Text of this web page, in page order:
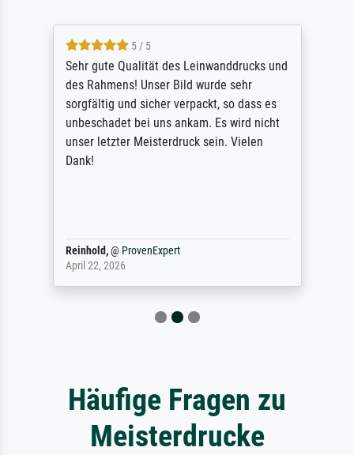
5 / 5
Sehr gute Qualität des Leinwanddrucks und
des Rahmens! Unser Bild wurde sehr
sorgfältig und sicher verpackt, so dass es
unbeschadet bei uns ankam. Es wird nicht
unser letzter Meisterdruck sein. Vielen
Dank!
Reinhold,@ ProvenExpert
April 22, 2026
Häufige Fragen zu
Meisterdrucke